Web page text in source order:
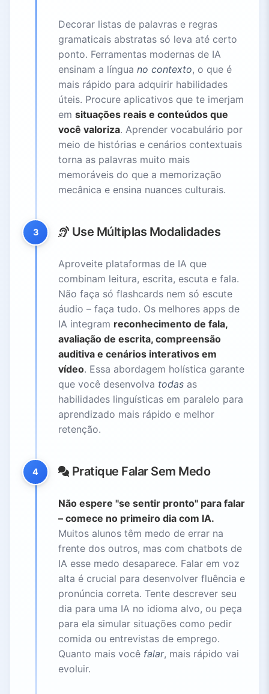
Decorar listas de palavras e regras
gramaticais abstratas só leva até certo
ponto. Ferramentas modernas de IA
ensinam a língua no contexto, o que é
mais rápido para adquirir habilidades
úteis. Procure aplicativos que te imerjam
em situações reais e conteúdos que
você valoriza. Aprender vocabulário por
meio de histórias e cenários contextuais
torna as palavras muito mais
memoráveis do que a memorização
mecânica e ensina nuances culturais.
3 Use Múltiplas Modalidades
Aproveite plataformas de IA que
combinam leitura, escrita, escuta e fala.
Não faça só flashcards nem só escute
áudio – faça tudo. Os melhores apps de
IA integram reconhecimento de fala,
avaliação de escrita, compreensão
auditiva e cenários interativos em
vídeo. Essa abordagem holística garante
que você desenvolva todas as
habilidades linguísticas em paralelo para
aprendizado mais rápido e melhor
retenção.
4 Pratique Falar Sem Medo
Não espere "se sentir pronto" para falar
– comece no primeiro dia com IA.
Muitos alunos têm medo de errar na
frente dos outros, mas com chatbots de
IA esse medo desaparece. Falar em voz
alta é crucial para desenvolver fluência e
pronúncia correta. Tente descrever seu
dia para uma IA no idioma alvo, ou peça
para ela simular situações como pedir
comida ou entrevistas de emprego.
Quanto mais você falar, mais rápido vai
evoluir.